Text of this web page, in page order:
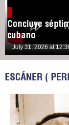
Concluye
cubano
July 31, 2026 at
ESCÁNER (